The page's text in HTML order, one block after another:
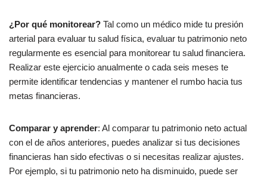
¿Por qué monitorear? Tal como un médico mide tu presión
arterial para evaluar tu salud física, evaluar tu patrimonio neto
regularmente es esencial para monitorear tu salud financiera.
Realizar este ejercicio anualmente o cada seis meses te
permite identificar tendencias y mantener el rumbo hacia tus
metas financieras.
Comparar y aprender: Al comparar tu patrimonio neto actual
con el de años anteriores, puedes analizar si tus decisiones
financieras han sido efectivas o si necesitas realizar ajustes.
Por ejemplo, si tu patrimonio neto ha disminuido, puede ser